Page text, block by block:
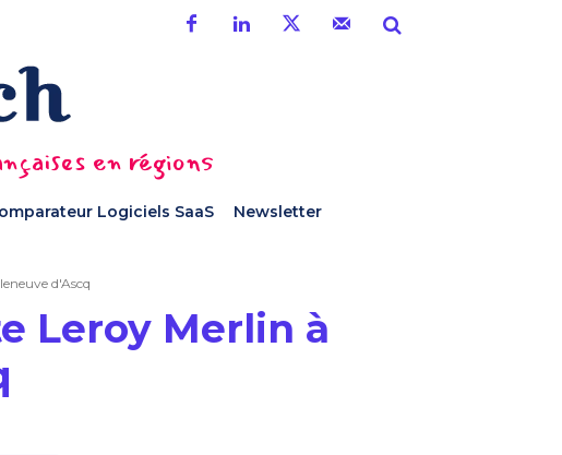
en régions
Logiciels SaaS Newsletter
d'Ascq
Leroy Merlin à